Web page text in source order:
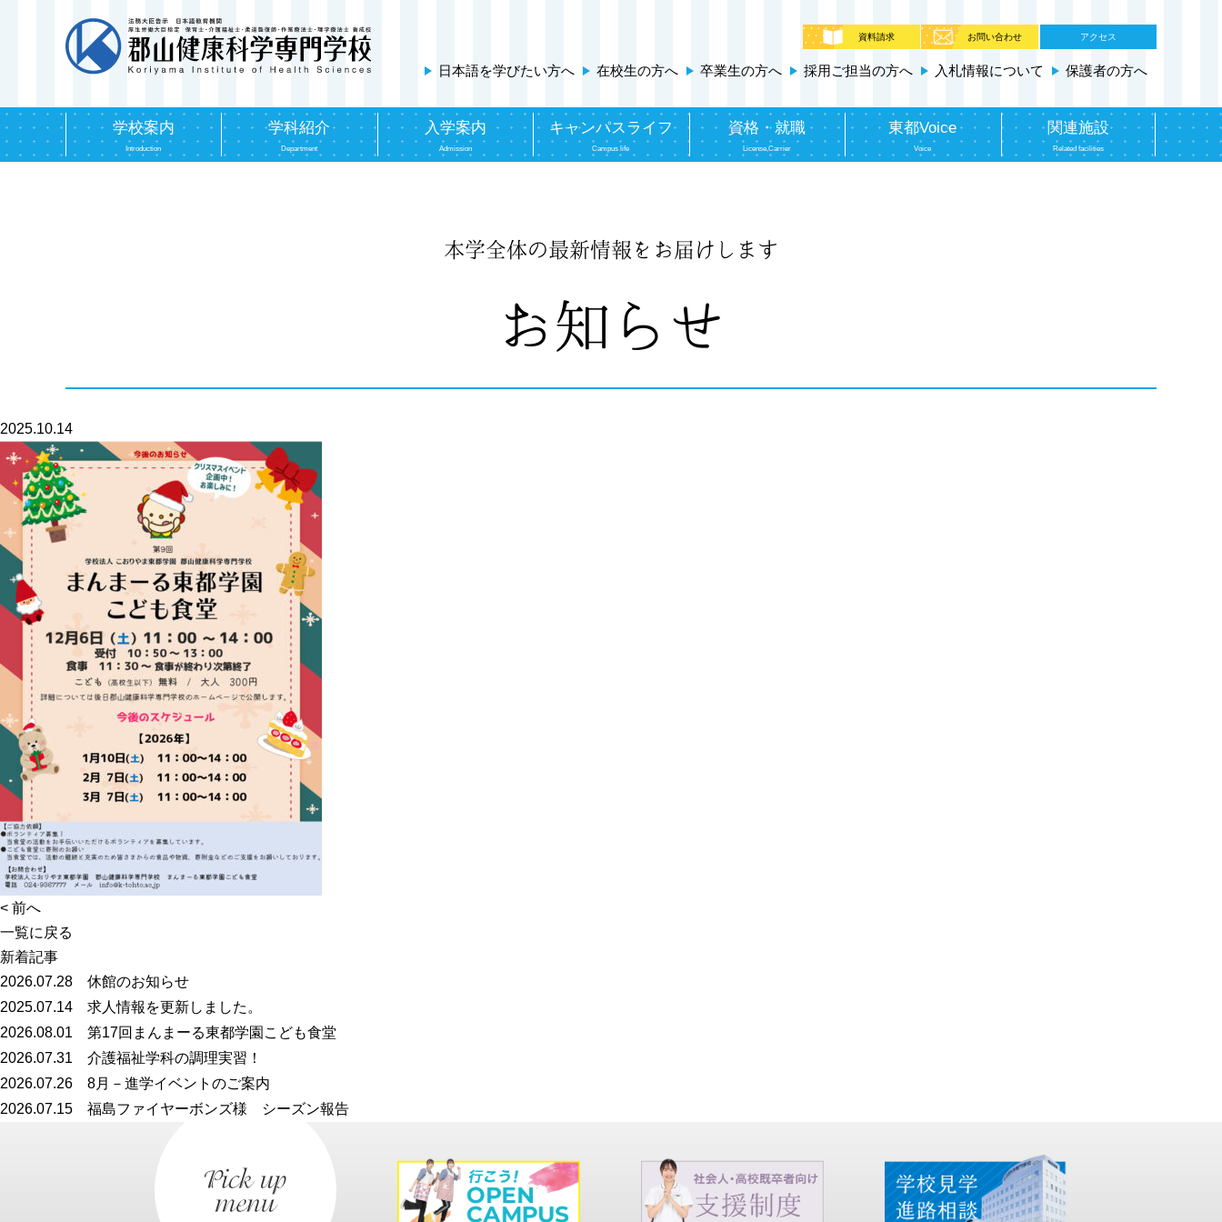
資料請求 お問い合わせ アクセス
日本語を学びたい方へ 在校生の方へ 卒業生の方へ 採用ご担当の方へ 入札情報について 保護者の方へ
学校案内
Introduction
学科紹介
Department
入学案内
Admission
キャンパスライフ
Campus life
資格・就職
License,Carrier
東都Voice
Voice
関連施設
Related facilities
本学全体の最新情報をお届けします
お知らせ
2025.10.14
< 前へ
一覧に戻る
新着記事
2026.07.28 休館のお知らせ
2025.07.14 求人情報を更新しました。
2026.08.01 第17回まんまーる東都学園こども食堂
2026.07.31 介護福祉学科の調理実習！
2026.07.26 8月－進学イベントのご案内
2026.07.15 福島ファイヤーボンズ様 シーズン報告